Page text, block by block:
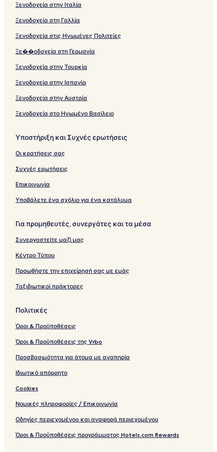
Ξενοδοχεία στην Ιταλία
Ξενοδοχεία στη Γαλλία
Ξενοδοχεία στις Ηνωμένες Πολιτείες
Ξε��οδοχεία στη Γερμανία
Ξενοδοχεία στην Τουρκία
Ξενοδοχεία στην Ισπανία
Ξενοδοχεία στην Αυστρία
Ξενοδοχεία στο Ηνωμένο Βασίλειο
Υποστήριξη και Συχνές ερωτήσεις
Οι κρατήσεις σας
Συχνές ερωτήσεις
Επικοινωνία
Υποβάλετε ένα σχόλιο για ένα κατάλυμα
Για προμηθευτές, συνεργάτες και τα μέσα
Συνεργαστείτε μαζί μας
Κέντρο Τύπου
Προωθήστε την επιχείρησή σας με εμάς
Ταξιδιωτικοί πράκτορες
Πολιτικές
Όροι & Προϋποθέσεις
Όροι & Προϋποθέσεις της Vrbo
Προσβασιμότητα για άτομα με αναπηρία
Ιδιωτικό απόρρητο
Cookies
Νομικές πληροφορίες / Επικοινωνία
Οδηγίες περιεχομένου και αναφορά περιεχομένου
Όροι & Προϋποθέσεις προγράμματος Hotels.com Rewards